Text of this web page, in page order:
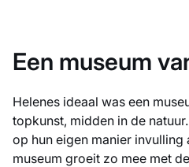
Een museum
Helenes ideaal was een
topkunst, midden in de
op hun eigen manier invulling
museum groeit zo mee met